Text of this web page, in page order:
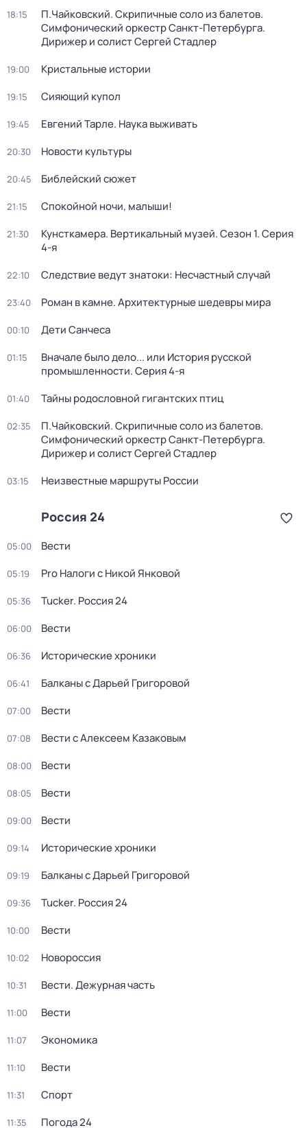
18:15
П.Чайковский. Скрипичные соло из балетов.
Симфонический оркестр Санкт-Петербурга.
Дирижер и солист Сергей Стадлер
19:00 Кристальные истории
19:15 Сияющий купол
19:45 Евгений Тарле. Наука выживать
20:30 Новости культуры
20:45 Библейский сюжет
21:15 Спокойной ночи, малыши!
21:30 Кунсткамера. Вертикальный музей. Сезон 1. Серия
4-я
22:10 Следствие ведут знатоки: Несчастный случай
23:40 Роман в камне. Архитектурные шедевры мира
00:10 Дети Санчеса
01:15
Вначале было дело... или История русской
промышленности. Серия 4-я
01:40 Тайны родословной гигантских птиц
02:35
П.Чайковский. Скрипичные соло из балетов.
Симфонический оркестр Санкт-Петербурга.
Дирижер и солист Сергей Стадлер
03:15 Неизвестные маршруты России
Россия 24
05:00 Вести
05:19 Pro Налоги с Никой Янковой
05:36 Tucker. Россия 24
06:00 Вести
06:36 Исторические хроники
06:41 Балканы с Дарьей Григоровой
07:00 Вести
07:08 Вести с Алексеем Казаковым
08:00 Вести
08:05 Вести
09:00 Вести
09:14 Исторические хроники
09:19 Балканы с Дарьей Григоровой
09:36 Tucker. Россия 24
10:00 Вести
10:02 Новороссия
10:31 Вести. Дежурная часть
11:00 Вести
11:07 Экономика
11:10 Вести
11:31 Спорт
11:35 Погода 24